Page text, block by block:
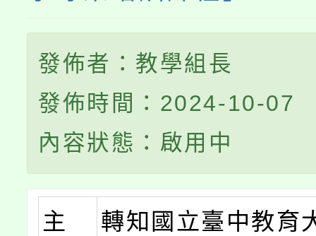
發佈者：教學組長
發佈時間：2024-10-07
內容狀態：啟用中
主
轉知國立臺中教育